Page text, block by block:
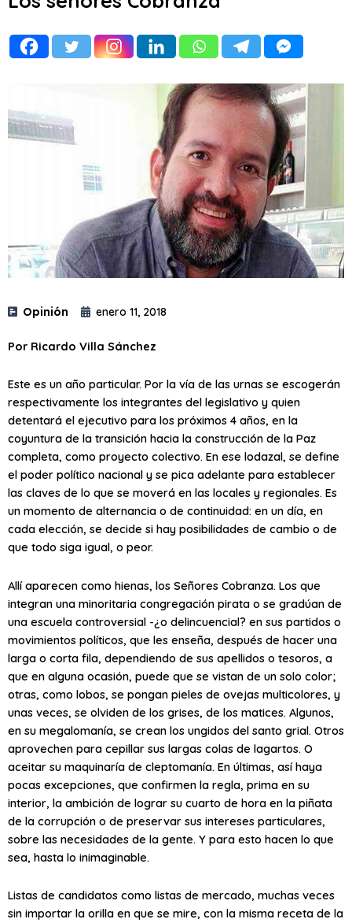
Opinión enero 11, 2018
Por Ricardo Villa Sánchez
Este es un año particular. Por la vía de las urnas se escogerán
respectivamente los integrantes del legislativo y quien
detentará el ejecutivo para los próximos 4 años, en la
coyuntura de la transición hacia la construcción de la Paz
completa, como proyecto colectivo. En ese lodazal, se define
el poder político nacional y se pica adelante para establecer
las claves de lo que se moverá en las locales y regionales. Es
un momento de alternancia o de continuidad: en un día, en
cada elección, se decide si hay posibilidades de cambio o de
que todo siga igual, o peor.
Allí aparecen como hienas, los Señores Cobranza. Los que
integran una minoritaria congregación pirata o se gradúan de
una escuela controversial -¿o delincuencial? en sus partidos o
movimientos políticos, que les enseña, después de hacer una
larga o corta fila, dependiendo de sus apellidos o tesoros, a
que en alguna ocasión, puede que se vistan de un solo color;
otras, como lobos, se pongan pieles de ovejas multicolores, y
unas veces, se olviden de los grises, de los matices. Algunos,
en su megalomanía, se crean los ungidos del santo grial. Otros
aprovechen para cepillar sus largas colas de lagartos. O
aceitar su maquinaría de cleptomanía. En últimas, así haya
pocas excepciones, que confirmen la regla, prima en su
interior, la ambición de lograr su cuarto de hora en la piñata
de la corrupción o de preservar sus intereses particulares,
sobre las necesidades de la gente. Y para esto hacen lo que
sea, hasta lo inimaginable.
Listas de candidatos como listas de mercado, muchas veces
sin importar la orilla en que se mire, con la misma receta de la